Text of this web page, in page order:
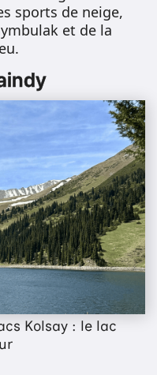
sports de neige,
et de la
Kolsay : le lac